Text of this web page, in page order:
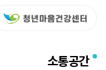
소통공간